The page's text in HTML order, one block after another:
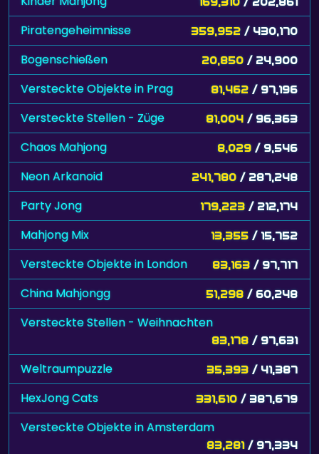
Piratengeheimnisse 359,952 / 430,170
Bogenschießen 20,850 / 24,900
Versteckte Objekte in Prag 81,462 / 97,196
Versteckte Stellen - Züge 81,004 / 96,363
Chaos Mahjong 8,029 / 9,546
Neon Arkanoid 241,780 / 287,248
Party Jong 179,223 / 212,174
Mahjong Mix 13,355 / 15,752
Versteckte Objekte in London 83,163 / 97,717
China Mahjongg 51,298 / 60,248
Versteckte Stellen - Weihnachten
83,178 / 97,631
Weltraumpuzzle 35,393 / 41,387
HexJong Cats 331,610 / 387,679
Versteckte Objekte in Amsterdam
83,281 / 97,334